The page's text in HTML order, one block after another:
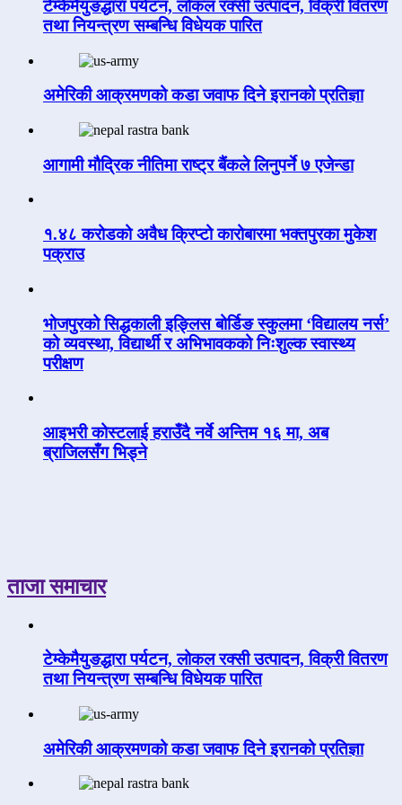
टेम्केमैयुङद्धारा पर्यटन, लोकल रक्सी उत्पादन, विक्री वितरण
तथा नियन्त्रण सम्बन्धि विधेयक पारित
अमेरिकी आक्रमणको कडा जवाफ दिने इरानको प्रतिज्ञा
आगामी मौद्रिक नीतिमा राष्ट्र बैंकले लिनुपर्ने ७ एजेन्डा
१.४८ करोडको अवैध क्रिप्टो कारोबारमा भक्तपुरका मुकेश
पक्राउ
भोजपुरको सिद्धकाली इङ्लिस बोर्डिङ स्कुलमा ‘विद्यालय नर्स’
को व्यवस्था, विद्यार्थी र अभिभावकको निःशुल्क स्वास्थ्य
परीक्षण
आइभरी कोस्टलाई हराउँदै नर्वे अन्तिम १६ मा, अब
ब्राजिलसँग भिड्ने
ताजा समाचार
टेम्केमैयुङद्धारा पर्यटन, लोकल रक्सी उत्पादन, विक्री वितरण
तथा नियन्त्रण सम्बन्धि विधेयक पारित
अमेरिकी आक्रमणको कडा जवाफ दिने इरानको प्रतिज्ञा